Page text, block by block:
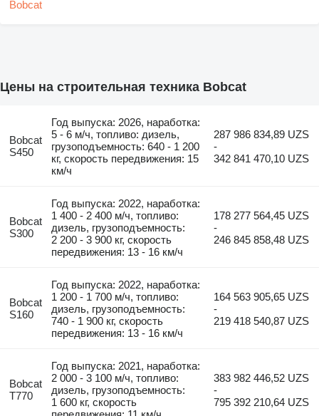
Цены на строительная техника Bobcat
Bobcat
S450
Год выпуска: 2026, наработка:
5 - 6 м/ч, топливо: дизель,
грузоподъемность: 640 - 1 200
кг, скорость передвижения: 15
км/ч
287 986 834,89 UZS
-
342 841 470,10 UZS
Bobcat
S300
Год выпуска: 2022, наработка:
1 400 - 2 400 м/ч, топливо:
дизель, грузоподъемность:
2 200 - 3 900 кг, скорость
передвижения: 13 - 16 км/ч
178 277 564,45 UZS
-
246 845 858,48 UZS
Bobcat
S160
Год выпуска: 2022, наработка:
1 200 - 1 700 м/ч, топливо:
дизель, грузоподъемность:
740 - 1 900 кг, скорость
передвижения: 13 - 16 км/ч
164 563 905,65 UZS
-
219 418 540,87 UZS
Bobcat
T770
Год выпуска: 2021, наработка:
2 000 - 3 100 м/ч, топливо:
дизель, грузоподъемность:
1 600 кг, скорость
383 982 446,52 UZS
-
795 392 210,64 UZS